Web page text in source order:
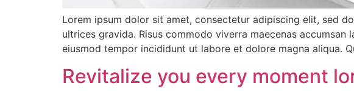
Lorem ipsum dolor sit amet, consectetur adipiscing elit, sed
ultrices gravida. Risus commodo viverra maecenas
eiusmod tempor incididunt ut labore et dolore magna aliqua.
Revitalize you every moment